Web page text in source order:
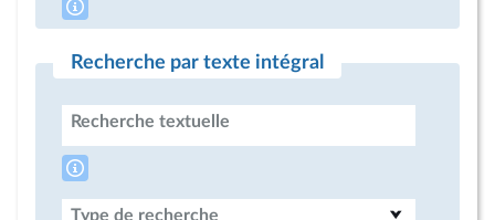
Recherche par texte intégral
Recherche textuelle
Type de recherche